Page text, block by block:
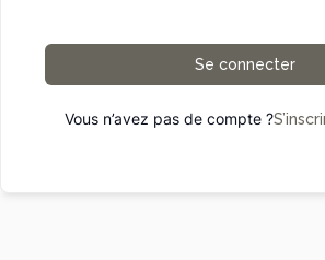
Se connecter
Vous n’avez pas de compte ?